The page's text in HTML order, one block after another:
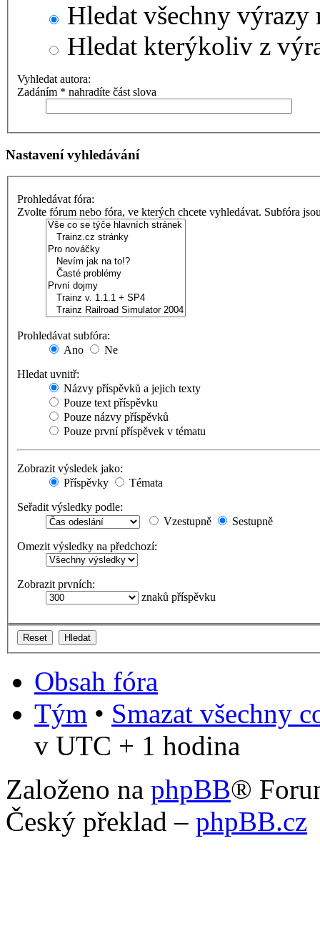
Hledat všechny výrazy
Hledat kterýkoliv z
Vyhledat autora:
Zadáním * nahradíte část slova
Nastavení vyhledávání
Prohledávat fóra:
Zvolte fórum nebo fóra, ve kterých chcete vyhledávat. Subfóra
Prohledávat subfóra:
Ano
Ne
Hledat uvnitř:
Názvy příspěvků a jejich texty
Pouze text příspěvku
Pouze názvy příspěvků
Pouze první příspěvek v tématu
Zobrazit výsledek jako:
Příspěvky
Témata
Seřadit výsledky podle:
Vzestupně
Sestupně
Omezit výsledky na předchozí:
Zobrazit prvních:
znaků příspěvku
Obsah fóra
Tým • Smazat všechny
v UTC + 1 hodina
Založeno na phpBB®
Český překlad – phpBB.cz